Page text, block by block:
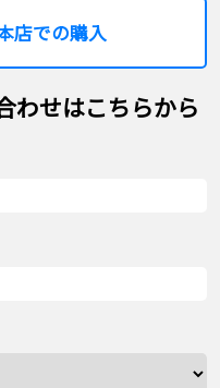
店での購入
わせはこちらから